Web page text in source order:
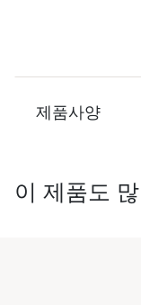
제품사양
이 제품도